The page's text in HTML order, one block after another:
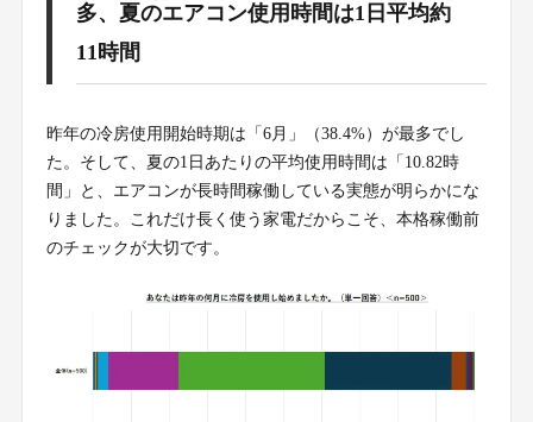
多、夏のエアコン使用時間は1日平均約
11時間
昨年の冷房使用開始時期は「6月」（38.4%）が最多でし
た。そして、夏の1日あたりの平均使用時間は「10.82時
間」と、エアコンが長時間稼働している実態が明らかにな
りました。これだけ長く使う家電だからこそ、本格稼働前
のチェックが大切です。